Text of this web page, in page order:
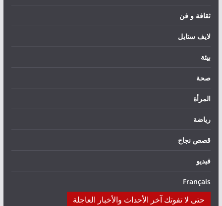
ثقافة و فن
لايف ستايل
بيئة
صحة
المرأة
رياضة
قصص نجاح
فيديو
Français
حتى لا تفوتك آخر الأحداث والأخبار العاجلة